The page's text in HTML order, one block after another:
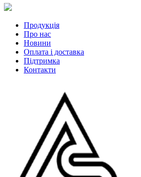
Продукція
Про нас
Новини
Оплата і доставка
Підтримка
Контакти